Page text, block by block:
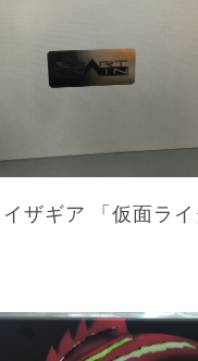
ザギア 「仮面ライ